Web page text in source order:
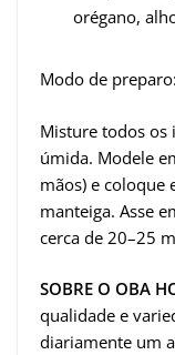
orégano,
Modo de preparo:
Misture todos os
úmida. Modele
mãos) e coloque
manteiga. Asse
cerca de 20–25
SOBRE O OBA
qualidade e
diariamente um